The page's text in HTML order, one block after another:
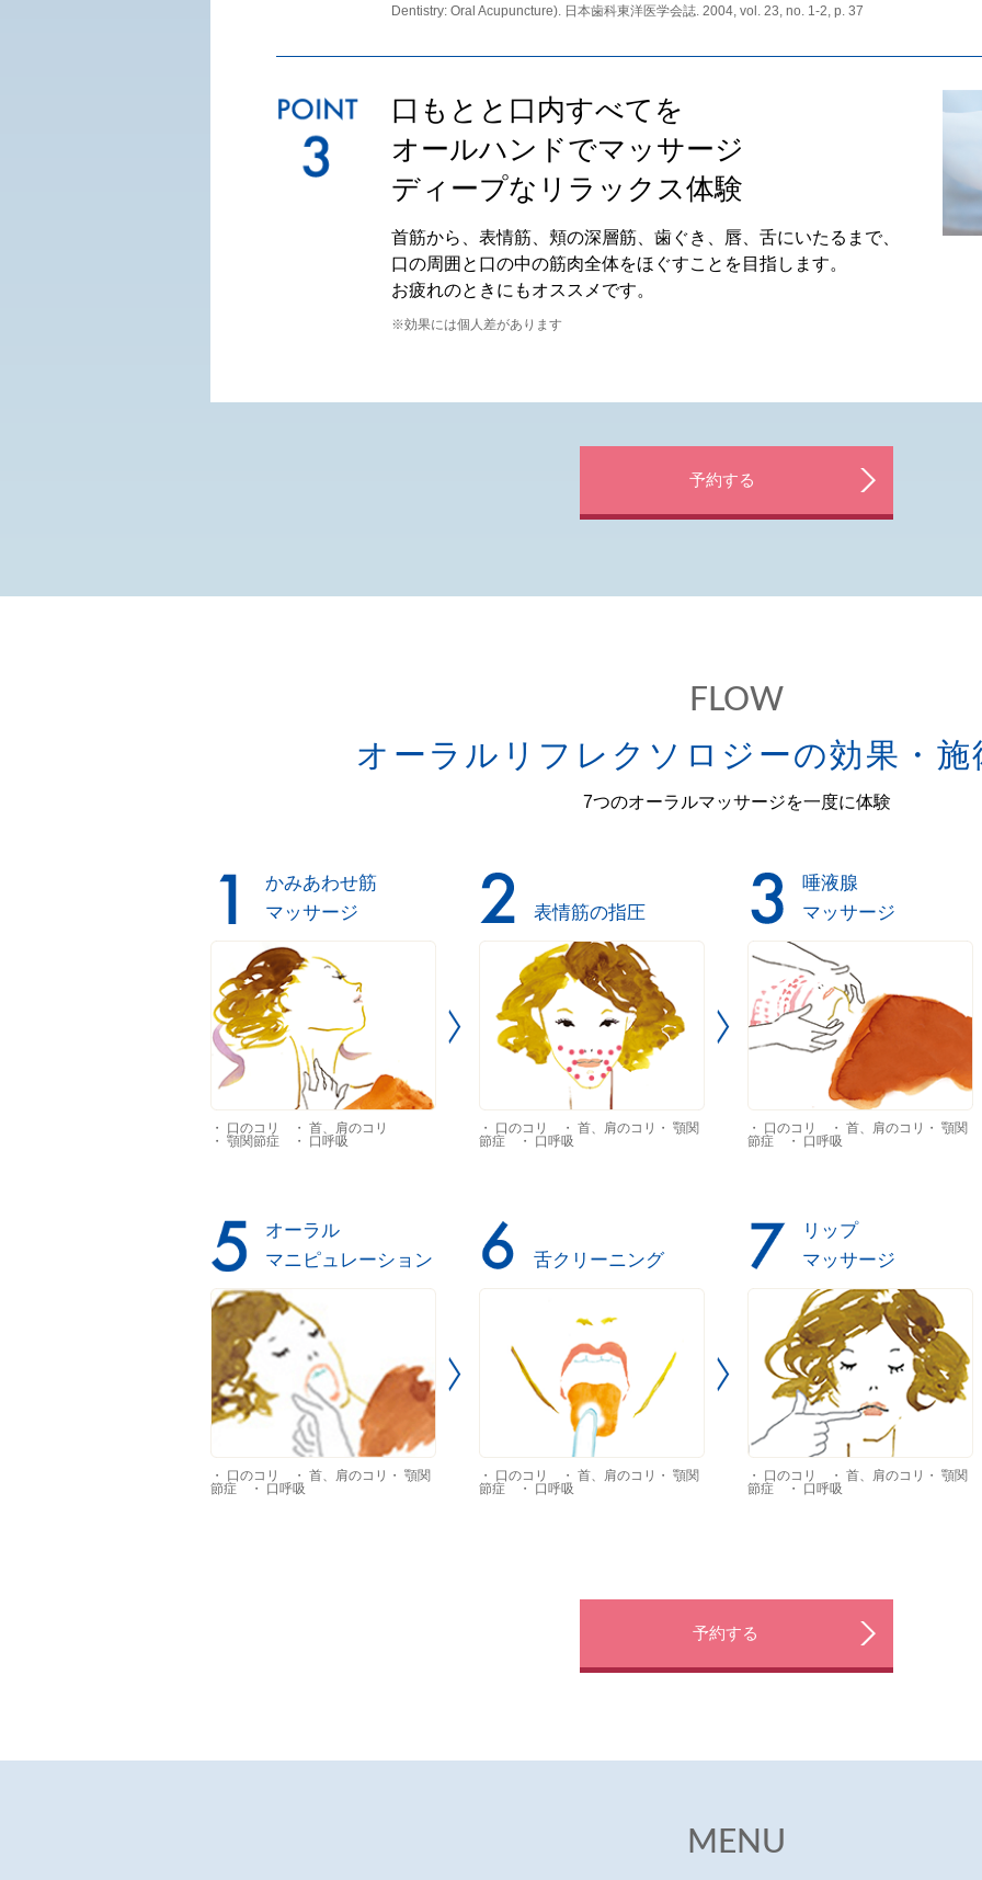
Dentistry: Oral Acupuncture). 日本歯科東洋医学会誌. 2004, vol. 23, no. 1‐2, p. 37
口もとと口内すべてを
オールハンドでマッサージ
ディープなリラックス体験
首筋から、表情筋、頬の深層筋、歯ぐき、唇、舌にいたるまで、
口の周囲と口の中の筋肉全体をほぐすことを目指します。
お疲れのときにもオススメです。
※効果には個人差があります
予約する
FLOW
オーラルリフレクソロジーの効果・施
7つのオーラルマッサージを一度に体験
かみあわせ筋
マッサージ
・ 口のコリ ・ 首、肩のコリ
・ 顎関節症 ・ 口呼吸
表情筋の指圧
・ 口のコリ ・ 首、肩のコリ・ 顎関
節症 ・ 口呼吸
唾液腺
マッサージ
・ 口のコリ ・ 首、肩のコリ・ 顎関
節症 ・ 口呼吸
オーラル
マニピュレーション
・ 口のコリ ・ 首、肩のコリ・ 顎関
節症 ・ 口呼吸
舌クリーニング
・ 口のコリ ・ 首、肩のコリ・ 顎関
節症 ・ 口呼吸
リップ
マッサージ
・ 口のコリ ・ 首、肩のコリ・ 顎関
節症 ・ 口呼吸
予約する
MENU